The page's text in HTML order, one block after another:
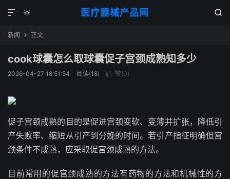
医疗器械产品网
 

新闻  正文
cook球囊怎么取球囊促子宫颈成熟知多少
2026-04-27 18:51:54 阅读(18)  赞(0)
促子宫颈成熟的目的是促进宫颈变软、变薄并扩张，降低引
产失败率、缩短从引产到分娩的时间。若引产指征明确但宫
颈条件不成熟，应采取促宫颈成熟的方法。
目前常用的促宫颈成熟的方法有药物的方法和机械性的方